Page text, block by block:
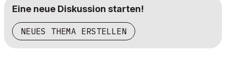
Eine neue Diskussion starten!
NEUES THEMA ERSTELLEN